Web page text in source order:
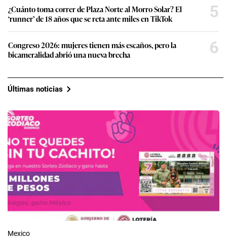
¿Cuánto toma correr de Plaza Norte al Morro Solar? El
‘runner’ de 18 años que se reta ante miles en TikTok
5
Congreso 2026: mujeres tienen más escaños, pero la
bicameralidad abrió una nueva brecha
6
Últimas noticias
Mexico